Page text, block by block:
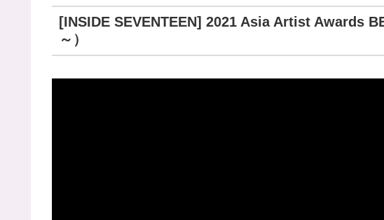
[INSIDE SEVENTEEN] 2021 Asia Artist Awards
～）